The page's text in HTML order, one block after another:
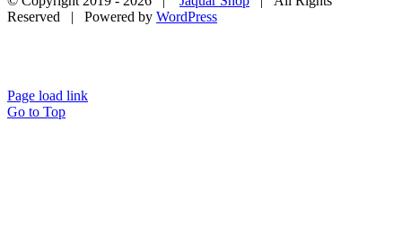
Reserved | Powered by WordPress
Page load link
Go to Top